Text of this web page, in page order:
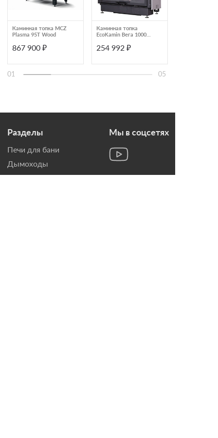
Каминная топка MCZ
Plasma 95T Wood
867 900 ₽
Каминная топка
EcoKamin Вега 1000
254 992 ₽
01 05
Разделы
Печи для бани
Дымоходы
Топки для камина
Мы в соцсетях